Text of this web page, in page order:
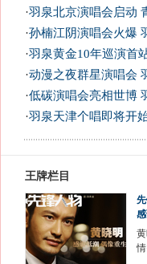
·羽泉北京演唱会启动
·孙楠江阴演唱会火爆
·羽泉黄金10年巡演首
·动漫之夜群星演唱会
·低碳演唱会亮相世博
·羽泉天津个唱即将开
王牌栏目